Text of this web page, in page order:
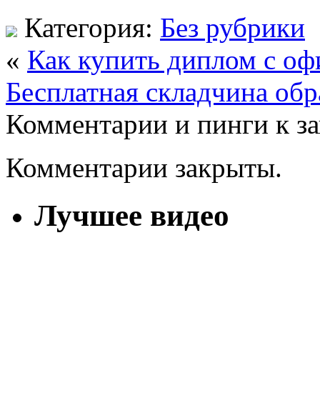
Категория: Без рубрики
« Как купить диплом с
Бесплатная складчина
Комментарии и пинги к
Комментарии закрыты.
Лучшее видео